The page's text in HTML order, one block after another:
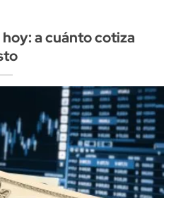
a cuánto cotiza